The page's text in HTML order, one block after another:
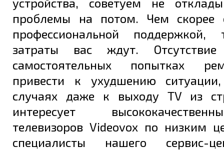
проблемы на потом. Чем скорее
профессиональной
затраты вас ждут.
самостоятельных попытках
привести к ухудшению
случаях даже к выходу TV из
интересует
телевизоров Videovox по низким
специалисты нашего сервис-